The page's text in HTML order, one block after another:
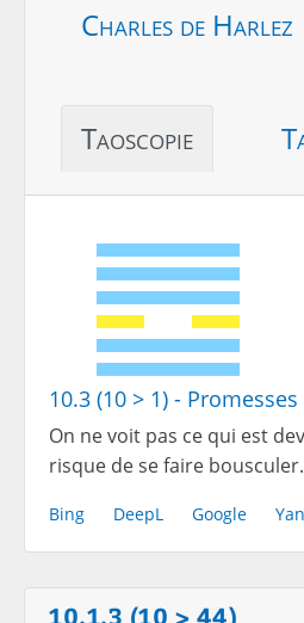
Charles de Harlez
Taoscopie
10.3 (10 > 1) -
On ne voit pas ce qui est
risque de se faire bousculer.
Bing DeepL Google
10.1.3 (10 > 44)